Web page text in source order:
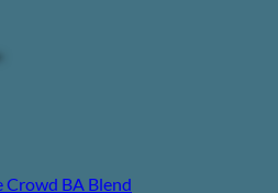
Crowd BA Blend